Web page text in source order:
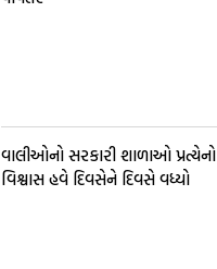
વાલીઓનો સરકારી શાળાઓ પ્રત્યેનો
વિશ્વાસ હવે દિવસેને દિવસે વધ્યો